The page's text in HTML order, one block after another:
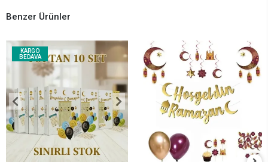
Benzer Ürünler
KARGO
BEDAVA